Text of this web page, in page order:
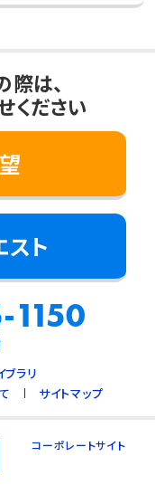
は、
ください
ト
1150
ブラリ
サイトマップ
コーポレートサイト